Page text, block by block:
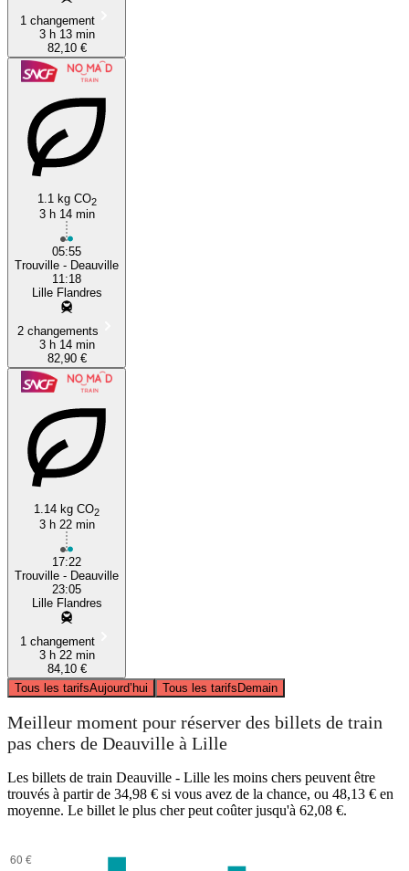
1 changement
3 h 13 min
82,10 €
1.1 kg CO2
3 h 14 min
05:55
Trouville - Deauville
11:18
Lille Flandres
2 changements
3 h 14 min
82,90 €
1.14 kg CO2
3 h 22 min
17:22
Trouville - Deauville
23:05
Lille Flandres
1 changement
3 h 22 min
84,10 €
Tous les tarifsAujourd’hui Tous les tarifsDemain
Meilleur moment pour réserver des billets de train
pas chers de Deauville à Lille
Les billets de train Deauville - Lille les moins chers peuvent être
trouvés à partir de 34,98 € si vous avez de la chance, ou 48,13 € en
moyenne. Le billet le plus cher peut coûter jusqu'à 62,08 €.